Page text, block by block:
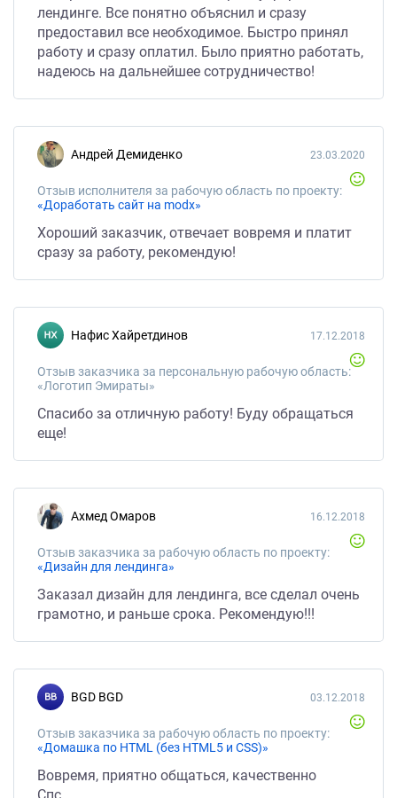
лендинге. Все понятно объяснил и сразу
предоставил все необходимое. Быстро принял
работу и сразу оплатил. Было приятно работать,
надеюсь на дальнейшее сотрудничество!
Андрей Демиденко
Отзыв исполнителя за рабочую область по проекту:
«Доработать сайт на modx»
23.03.2020
Хороший заказчик, отвечает вовремя и платит
сразу за работу, рекомендую!
Нафис Хайретдинов
Отзыв заказчика за персональную рабочую область:
«Логотип Эмираты»
17.12.2018
Спасибо за отличную работу! Буду обращаться
еще!
Ахмед Омаров
Отзыв заказчика за рабочую область по проекту:
«Дизайн для лендинга»
16.12.2018
Заказал дизайн для лендинга, все сделал очень
грамотно, и раньше срока. Рекомендую!!!
BGD BGD
Отзыв заказчика за рабочую область по проекту:
«Домашка по HTML (без HTML5 и CSS)»
03.12.2018
Вовремя, приятно общаться, качественно